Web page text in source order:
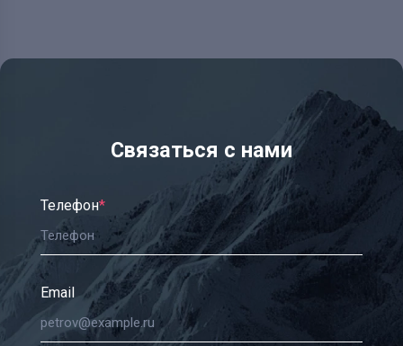
Связаться с нами
Телефон*
Email